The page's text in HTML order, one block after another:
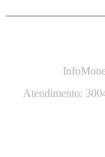
Atendimento: